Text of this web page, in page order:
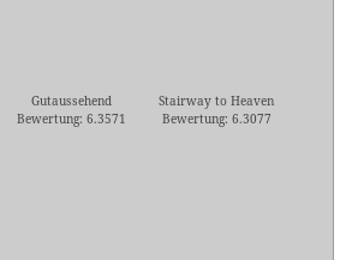
Gutaussehend
Bewertung: 6.3571
Stairway to Heaven
Bewertung: 6.3077